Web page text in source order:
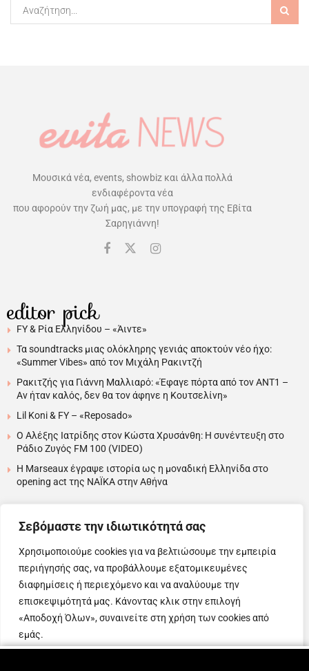
Σεβόμαστε την ιδιωτικότητά σας
Χρησιμοποιούμε cookies για να βελτιώσουμε την εμπειρία
περιήγησής σας, να προβάλλουμε εξατομικευμένες
διαφημίσεις ή περιεχόμενο και να αναλύουμε την
επισκεψιμότητά μας. Κάνοντας κλικ στην επιλογή
«Αποδοχή Όλων», συναινείτε στη χρήση των cookies από
εμάς.
Μουσικά νέα, events, showbiz και άλλα πολλά
ενδιαφέροντα νέα
που αφορούν την ζωή μας, με την υπογραφή της Εβίτα
Σαρηγιάννη!
editor pick
FY & Ρία Ελληνίδου – «Άιντε»
Τα soundtracks μιας ολόκληρης γενιάς αποκτούν νέο ήχο:
«Summer Vibes» από τον Μιχάλη Ρακιντζή
Ρακιτζής για Γιάννη Μαλλιαρό: «Έφαγε πόρτα από τον ΑΝΤ1 –
Αν ήταν καλός, δεν θα τον άφηνε η Κουτσελίνη»
Lil Koni & FY – «Reposado»
Ο Αλέξης Ιατρίδης στον Κώστα Χρυσάνθη: Η συνέντευξη στο
Ράδιο Ζυγός FM 100 (VIDEO)
H Marseaux έγραψε ιστορία ως η μοναδική Ελληνίδα στο
opening act της NAÏKA στην Αθήνα
….
Copyright © 2025 Evita News. All Rights Reserved.
Όροι Χρήσης|Πολιτική Απορρήτου |Πολιτική Cookies